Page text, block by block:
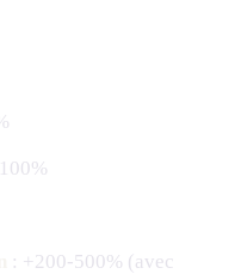
: +200-500% (avec